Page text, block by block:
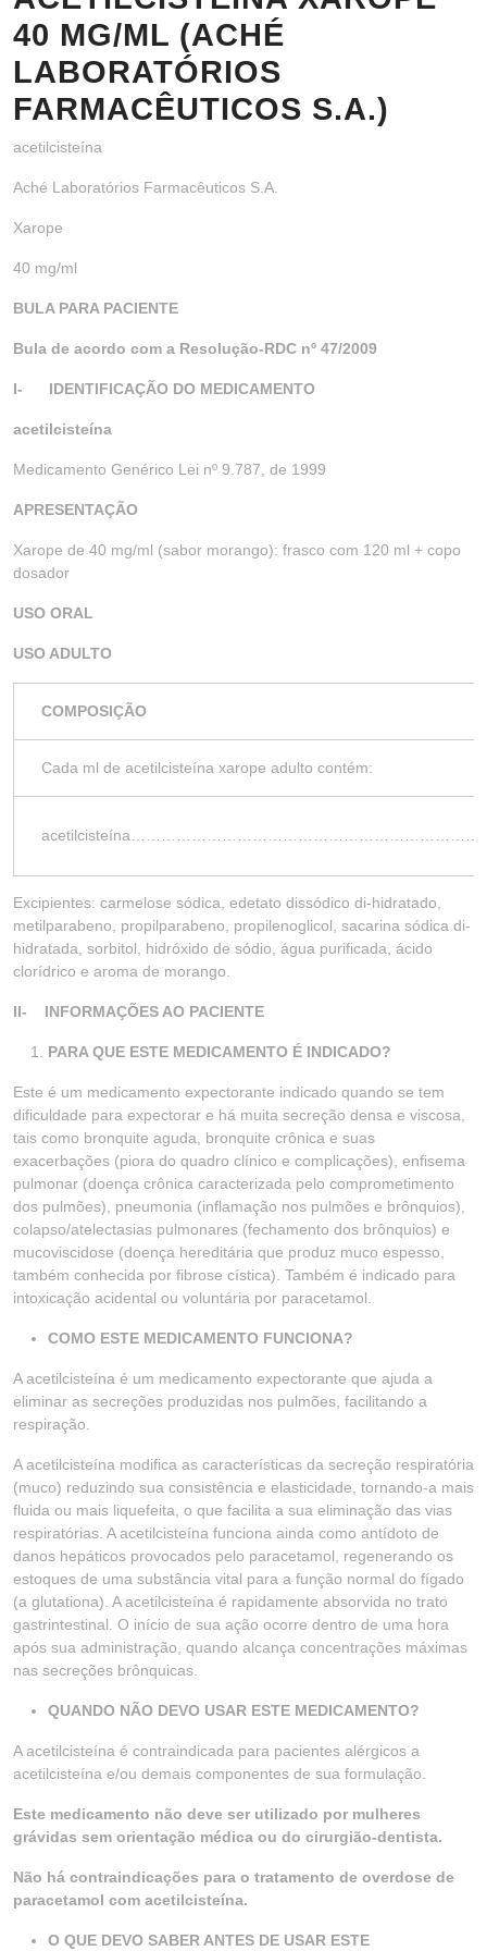
40 MG/ML (ACHÉ
LABORATÓRIOS
FARMACÊUTICOS S.A.)
acetilcisteína
Aché Laboratórios Farmacêuticos S.A.
Xarope
40 mg/ml
BULA PARA PACIENTE
Bula de acordo com a Resolução-RDC nº 47/2009
I- IDENTIFICAÇÃO DO MEDICAMENTO
acetilcisteína
Medicamento Genérico Lei nº 9.787, de 1999
APRESENTAÇÃO
Xarope de 40 mg/ml (sabor morango): frasco com 120 ml + copo
dosador
USO ORAL
USO ADULTO
COMPOSIÇÃO
Cada ml de acetilcisteína xarope adulto contém:
Excipientes: carmelose sódica, edetato dissódico di-hidratado,
metilparabeno, propilparabeno, propilenoglicol, sacarina sódica di-
hidratada, sorbitol, hidróxido de sódio, água purificada, ácido
clorídrico e aroma de morango.
II- INFORMAÇÕES AO PACIENTE
PARA QUE ESTE MEDICAMENTO É INDICADO?
Este é um medicamento expectorante indicado quando se tem
dificuldade para expectorar e há muita secreção densa e viscosa,
tais como bronquite aguda, bronquite crônica e suas
exacerbações (piora do quadro clínico e complicações), enfisema
pulmonar (doença crônica caracterizada pelo comprometimento
dos pulmões), pneumonia (inflamação nos pulmões e brônquios),
colapso/atelectasias pulmonares (fechamento dos brônquios) e
mucoviscidose (doença hereditária que produz muco espesso,
também conhecida por fibrose cística). Também é indicado para
intoxicação acidental ou voluntária por paracetamol.
COMO ESTE MEDICAMENTO FUNCIONA?
A acetilcisteína é um medicamento expectorante que ajuda a
eliminar as secreções produzidas nos pulmões, facilitando a
respiração.
A acetilcisteína modifica as características da secreção respiratória
(muco) reduzindo sua consistência e elasticidade, tornando-a mais
fluida ou mais liquefeita, o que facilita a sua eliminação das vias
respiratórias. A acetilcisteína funciona ainda como antídoto de
danos hepáticos provocados pelo paracetamol, regenerando os
estoques de uma substância vital para a função normal do fígado
(a glutationa). A acetilcisteína é rapidamente absorvida no trato
gastrintestinal. O início de sua ação ocorre dentro de uma hora
após sua administração, quando alcança concentrações máximas
nas secreções brônquicas.
QUANDO NÃO DEVO USAR ESTE MEDICAMENTO?
A acetilcisteína é contraindicada para pacientes alérgicos a
acetilcisteína e/ou demais componentes de sua formulação.
Este medicamento não deve ser utilizado por mulheres
grávidas sem orientação médica ou do cirurgião-dentista.
Não há contraindicações para o tratamento de overdose de
paracetamol com acetilcisteína.
O QUE DEVO SABER ANTES DE USAR ESTE